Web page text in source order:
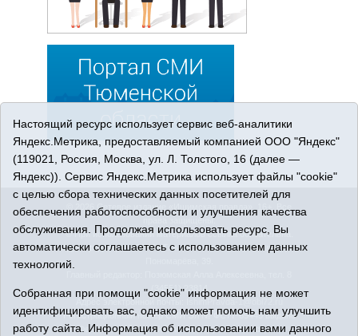
© 2026 Сетевое издание «Ишимская правда». 16+. Все
права защищены.
© При использовании материалов ссылка обязательна.
Адрес редакции: 627750 Тюменская область, г. Ишим, ул.
(34551) 23814
Адрес электронной почты:
IshimPravda-1@obl72.ru
Регистрационный номер СМИ Эл № ФС77-69445 выдано
Федеральной службой по надзору в сфере связи,
Настоящий ресурс использует сервис веб-аналитики
Яндекс.Метрика, предоставляемый компанией ООО "Яндекс"
(119021, Россия, Москва, ул. Л. Толстого, 16 (далее —
Яндекс)). Сервис Яндекс.Метрика использует файлы "cookie"
с целью сбора технических данных посетителей для
обеспечения работоспособности и улучшения качества
обслуживания. Продолжая использовать ресурс, Вы
автоматически соглашаетесь с использованием данных
технологий.
Собранная при помощи "cookie" информация не может
идентифицировать вас, однако может помочь нам улучшить
работу сайта. Информация об использовании вами данного